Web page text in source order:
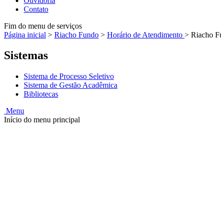
Contato
Fim do menu de serviços
Página inicial > Riacho Fundo > Horário de Atendimento > Riacho
Sistemas
Sistema de Processo Seletivo
Sistema de Gestão Acadêmica
Bibliotecas
Menu
Início do menu principal